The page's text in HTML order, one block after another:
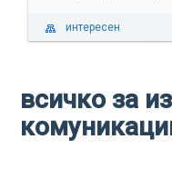
интересен
всичко за